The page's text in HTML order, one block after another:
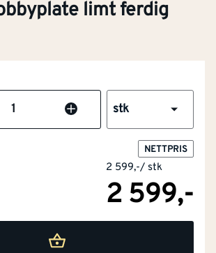
limt ferdig
stk
NETTPRIS
2 599,-/ stk
2 599,-